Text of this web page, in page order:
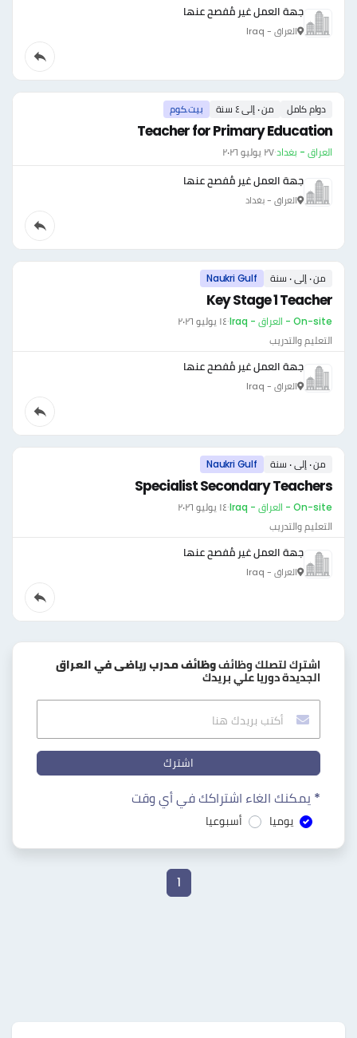
جهة العمل غير مُفصح عنها
العراق - Iraq
دوام كامل من ٠ إلى ٤ سنة بيت.كوم
Teacher for Primary Education
العراق - بغداد·٢٧ يوليو ٢٠٢٦
جهة العمل غير مُفصح عنها
العراق - بغداد
من ٠ إلى ٠ سنة Naukri Gulf
Key Stage 1 Teacher
On-site - العراق - Iraq ·١٤ يوليو ٢٠٢٦
التعليم والتدريب
جهة العمل غير مُفصح عنها
العراق - Iraq
من ٠ إلى ٠ سنة Naukri Gulf
Specialist Secondary Teachers
On-site - العراق - Iraq ·١٤ يوليو ٢٠٢٦
التعليم والتدريب
جهة العمل غير مُفصح عنها
العراق - Iraq
اشترك لتصلك وظائفوظائف مدرب رياضى في العراق
الجديدة دوريا علي بريدك
اشترك
* يمكنك الغاء اشتراكك في أي وقت
يوميا أسبوعيا
1